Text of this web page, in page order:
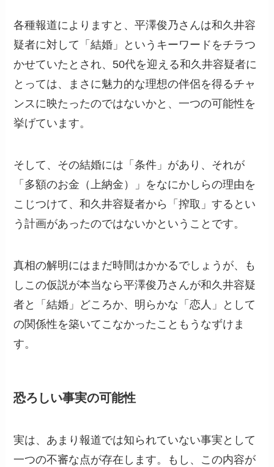
各種報道によりますと、平澤俊乃さんは和久井容
疑者に対して「結婚」というキーワードをチラつ
かせていたとされ、50代を迎える和久井容疑者に
とっては、まさに魅力的な理想の伴侶を得るチャ
ンスに映たったのではないかと、一つの可能性を
挙げています。
そして、その結婚には「条件」があり、それが
「多額のお金（上納金）」をなにかしらの理由を
こじつけて、和久井容疑者から「搾取」するとい
う計画があったのではないかということです。
真相の解明にはまだ時間はかかるでしょうが、も
しこの仮説が本当なら平澤俊乃さんが和久井容疑
者と「結婚」どころか、明らかな「恋人」として
の関係性を築いてこなかったこともうなずけま
す。
恐ろしい事実の可能性
実は、あまり報道では知られていない事実として
一つの不審な点が存在します。もし、この内容が